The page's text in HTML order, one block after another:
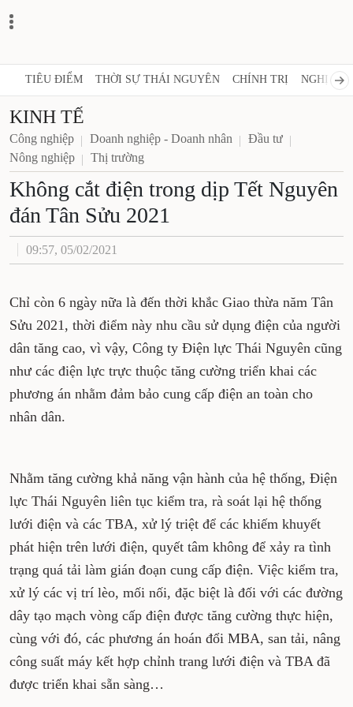
TIÊU ĐIỂM THỜI SỰ THÁI NGUYÊN CHÍNH TRỊ NGHỊ
KINH TẾ
Công nghiệp Doanh nghiệp - Doanh nhân
Đầu tư
Nông nghiệp
Thị trường
Không cắt điện trong dịp Tết Nguyên
đán Tân Sửu 2021
09:57, 05/02/2021
Chỉ còn 6 ngày nữa là đến thời khắc Giao thừa năm Tân
Sửu 2021, thời điểm này nhu cầu sử dụng điện của người
dân tăng cao, vì vậy, Công ty Điện lực Thái Nguyên cũng
như các điện lực trực thuộc tăng cường triển khai các
phương án nhằm đảm bảo cung cấp điện an toàn cho
nhân dân.
Nhằm tăng cường khả năng vận hành của hệ thống, Điện
lực Thái Nguyên liên tục kiểm tra, rà soát lại hệ thống
lưới điện và các TBA, xử lý triệt để các khiếm khuyết
phát hiện trên lưới điện, quyết tâm không để xảy ra tình
trạng quá tải làm gián đoạn cung cấp điện. Việc kiểm tra,
xử lý các vị trí lèo, mối nối, đặc biệt là đối với các đường
dây tạo mạch vòng cấp điện được tăng cường thực hiện,
cùng với đó, các phương án hoán đổi MBA, san tải, nâng
công suất máy kết hợp chỉnh trang lưới điện và TBA đã
được triển khai sẵn sàng…